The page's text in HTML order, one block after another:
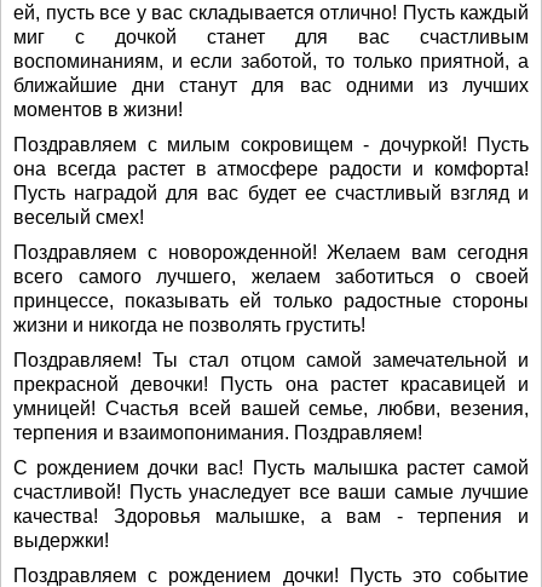
ей, пусть все у вас складывается отлично! Пусть каждый
миг с дочкой станет для вас счастливым
воспоминаниям, и если заботой, то только приятной, а
ближайшие дни станут для вас одними из лучших
моментов в жизни!
Поздравляем с милым сокровищем - дочуркой! Пусть
она всегда растет в атмосфере радости и комфорта!
Пусть наградой для вас будет ее счастливый взгляд и
веселый смех!
Поздравляем с новорожденной! Желаем вам сегодня
всего самого лучшего, желаем заботиться о своей
принцессе, показывать ей только радостные стороны
жизни и никогда не позволять грустить!
Поздравляем! Ты стал отцом самой замечательной и
прекрасной девочки! Пусть она растет красавицей и
умницей! Счастья всей вашей семье, любви, везения,
терпения и взаимопонимания. Поздравляем!
С рождением дочки вас! Пусть малышка растет самой
счастливой! Пусть унаследует все ваши самые лучшие
качества! Здоровья малышке, а вам - терпения и
выдержки!
Поздравляем с рождением дочки! Пусть это событие